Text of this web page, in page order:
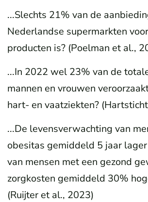
...Slechts 21% van de
Nederlandse supermarkten
producten is? (Poelman et al.,
...In 2022 wel 23% van de
mannen en vrouwen
hart- en vaatziekten?
...De levensverwachting van
obesitas gemiddeld 5 jaar
van mensen met een gezond
zorgkosten gemiddeld 30%
(Ruijter et al., 2023)